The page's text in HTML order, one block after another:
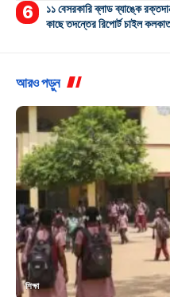
১১ বেসরকারি ব্লাড ব্যাঙ্কে
কাছে তদন্তের রিপোর্ট চাইল
আরও পড়ুন
শিক্ষা